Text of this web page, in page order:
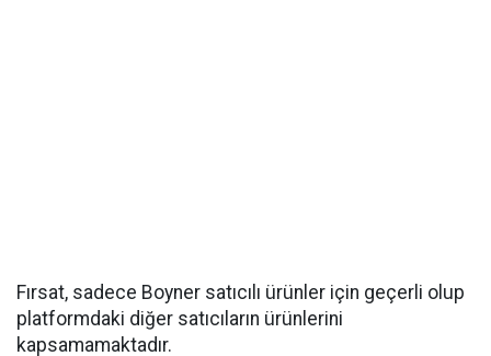
Fırsat, sadece Boyner satıcılı ürünler için geçerli olup
platformdaki diğer satıcıların ürünlerini
kapsamamaktadır.